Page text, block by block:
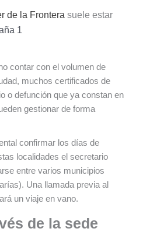
de la Frontera suele estar
1
contar con el volumen de
muchos certificados de
o defunción que ya constan en
gestionar de forma
confirmar los días de
localidades el secretario
entre varios municipios
Una llamada previa al
un viaje en vano.
de la sede